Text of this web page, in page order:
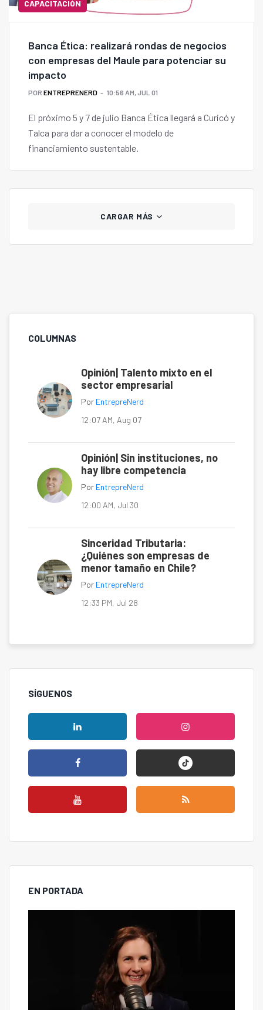
CAPACITACIÓN
Banca Ética: realizará rondas de negocios
con empresas del Maule para potenciar su
impacto
POR ENTREPRENERD 10:56 AM, JUL 01
El próximo 5 y 7 de julio Banca Ética llegará a Curicó y
Talca para dar a conocer el modelo de
financiamiento sustentable.
CARGAR MÁS
COLUMNAS
Opinión| Talento mixto en el
sector empresarial
Por EntrepreNerd
12:07 AM, Aug 07
Opinión| Sin instituciones, no
hay libre competencia
Por EntrepreNerd
12:00 AM, Jul 30
Sinceridad Tributaria:
¿Quiénes son empresas de
menor tamaño en Chile?
Por EntrepreNerd
12:33 PM, Jul 28
SÍGUENOS
EN PORTADA